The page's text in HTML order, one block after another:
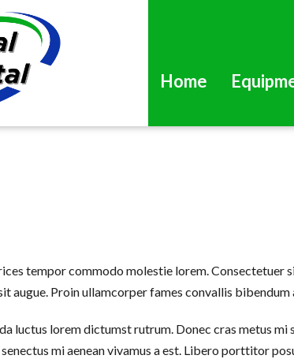
Home
tempor commodo molestie lorem.
augue. Proin ullamcorper fames convallis bibendum
luctus lorem dictumst rutrum. Donec cras metus
mi aenean vivamus a est. Libero porttitor